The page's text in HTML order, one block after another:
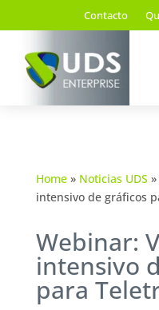
Contacto
Home» Noticias UDS »
intensivo de gráficos
Webinar:
intensivo
para